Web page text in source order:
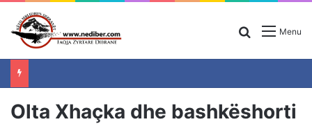
Menu
Search for
Olta Xhaçka dhe bashkëshorti